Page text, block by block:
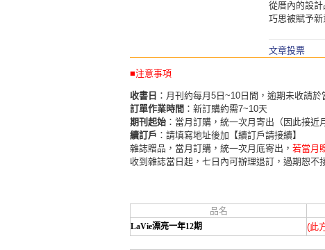
從厝內的設
巧思被賦予
文章投票
■注意事項
收書日 ：月刊約每月5日~10日間，逾期未收請
訂單作業時間 ：新訂購約需7~10天
期刊起始 ：當月訂購，統一次月寄出（因此接近
續訂戶 ：請填寫地址後加【續訂戶請接續】
雜誌贈品，當月訂購，統一次月底寄出， 若當月
收到雜誌當日起，七日內可辦理退訂，過期恕不
品名
LaVie漂亮一年12期 (此